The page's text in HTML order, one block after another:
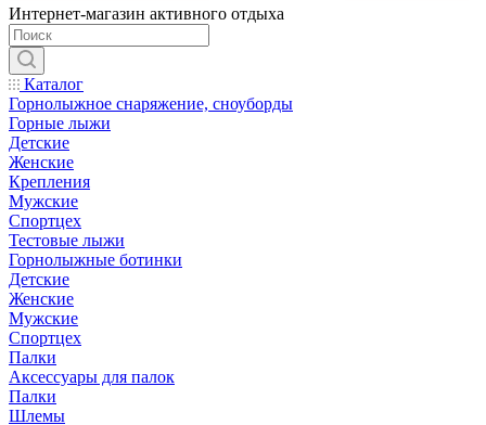
Интернет-магазин активного отдыха
Каталог
Горнолыжное снаряжение, сноуборды
Горные лыжи
Детские
Женские
Крепления
Мужские
Спортцех
Тестовые лыжи
Горнолыжные ботинки
Детские
Женские
Мужские
Спортцех
Палки
Аксессуары для палок
Палки
Шлемы